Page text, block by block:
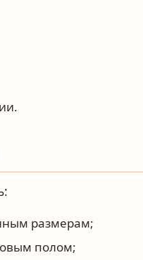
размерам;
полом;